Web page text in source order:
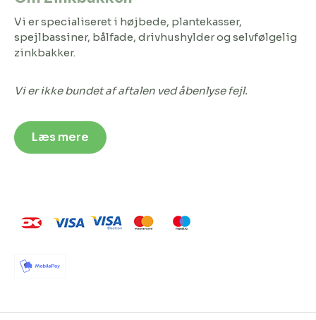
Vi er specialiseret i højbede, plantekasser,
spejlbassiner, bålfade, drivhushylder og selvfølgelig
zinkbakker.
Vi er ikke bundet af aftalen ved åbenlyse fejl.
Læs mere